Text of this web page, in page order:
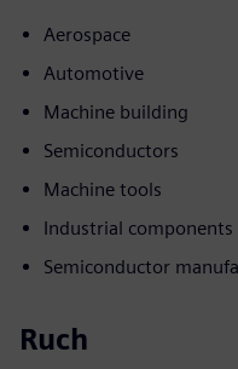
Aerospace
Automotive
Machine building
Semiconductors
Machine tools
Industrial components
Semiconductor
Ruch